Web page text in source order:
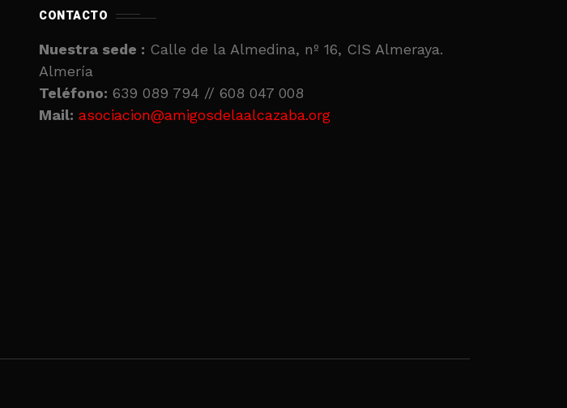
CONTACTO
Nuestra sede : Calle de la Almedina, nº 16, CIS Almeraya.
Almería
Teléfono: 639 089 794 // 608 047 008
Mail: asociacion@amigosdelaalcazaba.org